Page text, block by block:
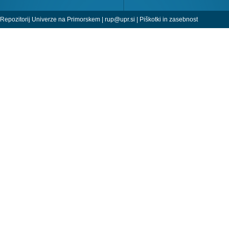
Repozitorij Univerze na Primorskem | rup@upr.si | Piškotki in zasebnost